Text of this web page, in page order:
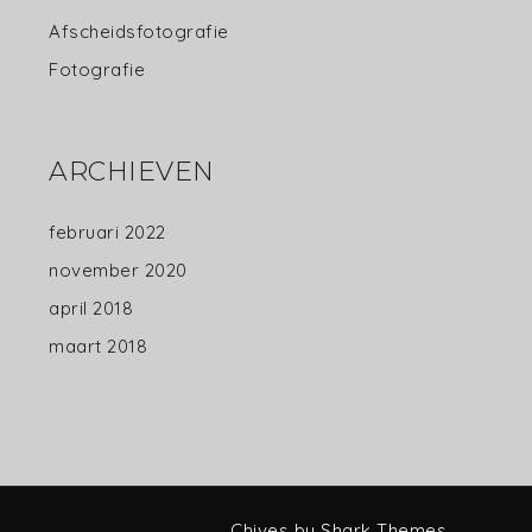
Afscheidsfotografie
Fotografie
ARCHIEVEN
februari 2022
november 2020
april 2018
maart 2018